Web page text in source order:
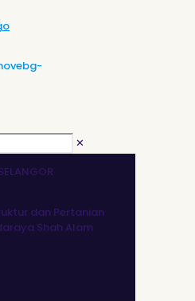
✕
dan Pertanian
Shah Alam